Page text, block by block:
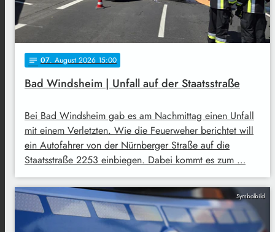
notes 07. August 2026 15:00
Bad Windsheim | Unfall auf der Staatsstraße
Bei Bad Windsheim gab es am Nachmittag einen Unfall
mit einem Verletzten. Wie die Feuerweher berichtet will
ein Autofahrer von der Nürnberger Straße auf die
Staatsstraße 2253 einbiegen. Dabei kommt es zum …
Symbolbild